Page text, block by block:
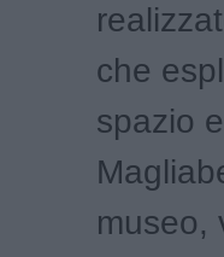
che
spazio
museo,